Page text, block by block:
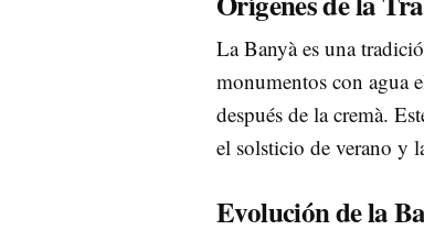
La Banyà es una
monumentos con agua
después de la cremà.
el solsticio de verano y
Evolución de la